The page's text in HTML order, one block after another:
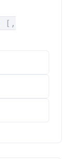
[ ,